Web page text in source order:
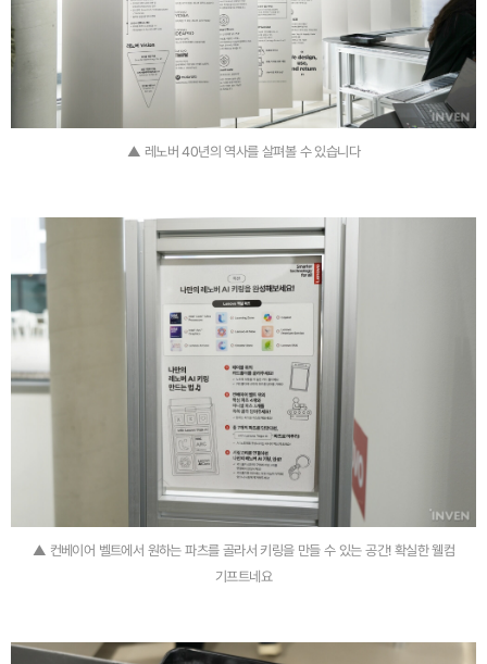
▲ 레노버 40년의 역사를 살펴볼 수 있습니다
▲ 컨베이어 벨트에서 원하는 파츠를 골라서 키링을 만들 수 있는 공간! 확실한 웰컴
기프트네요